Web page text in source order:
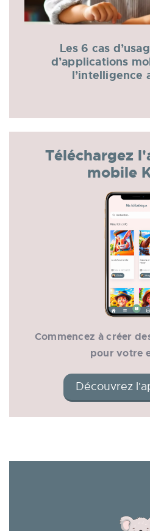
Les 6 cas
d’applications
l’intelligence
Téléchargez
mobile
Commencez à créer
pour votre
Découvrez